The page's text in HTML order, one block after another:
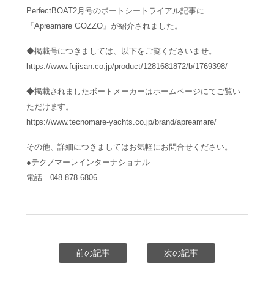
PerfectBOAT2月号のボートシートライアル記事に
『Apreamare GOZZO』が紹介されました。
◆掲載号につきましては、以下をご覧くださいませ。
https://www.fujisan.co.jp/product/1281681872/b/1769398/
◆掲載されましたボートメーカーはホームページにてご覧い
ただけます。
https://www.tecnomare-yachts.co.jp/brand/apreamare/
その他、詳細につきましてはお気軽にお問合せください。
●テクノマーレインターナショナル
電話 048-878-6806
前の記事 次の記事